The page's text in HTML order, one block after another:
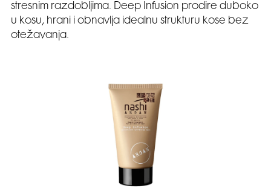
stresnim razdobljima. Deep Infusion prodire duboko
u kosu, hrani i obnavlja idealnu strukturu kose bez
otežavanja.